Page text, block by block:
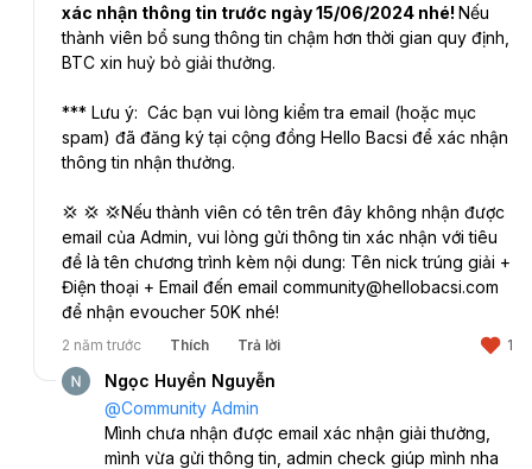
xác nhận thông tin trước ngày 15/06/2024 nhé! Nếu
thành viên bổ sung thông tin chậm hơn thời gian quy định,
BTC xin huỷ bỏ giải thưởng.
*** Lưu ý:  Các bạn vui lòng kiểm tra email (hoặc mục
spam) đã đăng ký tại cộng đồng Hello Bacsi để xác nhận
thông tin nhận thưởng.
💢 💢 💢Nếu thành viên có tên trên đây không nhận được
email của Admin, vui lòng gửi thông tin xác nhận với tiêu
đề là tên chương trình kèm nội dung: Tên nick trúng giải +
Điện thoại + Email đến email community@hellobacsi.com
để nhận evoucher 50K nhé!
2 năm trước Thích Trả lời 1
Ngọc Huyền Nguyễn
@Community Admin
Mình chưa nhận được email xác nhận giải thưởng,
mình vừa gửi thông tin, admin check giúp mình nha